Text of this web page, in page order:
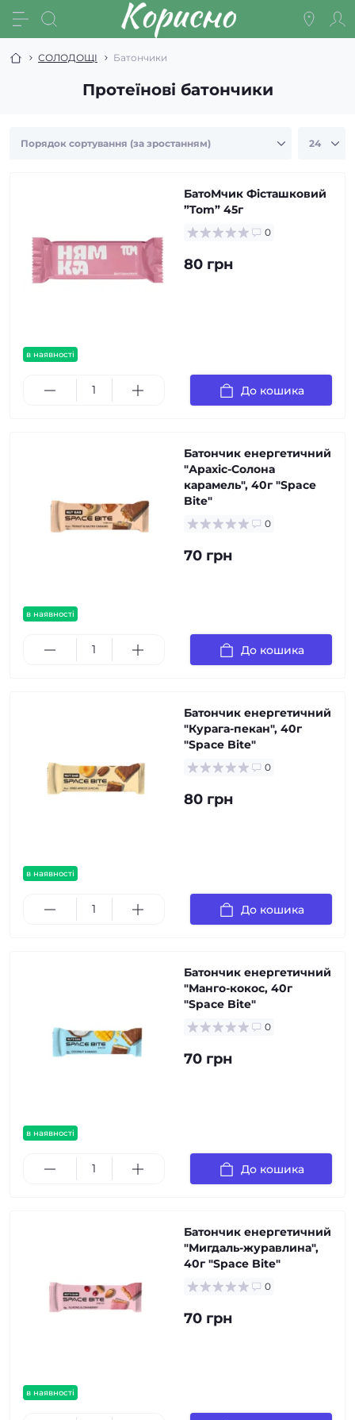
СОЛОДОЩІ Батончики
Протеїнові батончики
в наявності
БатоМчик Фісташковий
”Tom” 45г
0
80 грн
До кошика
в наявності
Батончик енергетичний
"Арахіс-Солона
карамель", 40г "Space
Bite"
0
70 грн
До кошика
в наявності
Батончик енергетичний
"Курага-пекан", 40г
"Space Bite"
0
80 грн
До кошика
в наявності
Батончик енергетичний
"Манго-кокос, 40г
"Space Bite"
0
70 грн
До кошика
в наявності
Батончик енергетичний
"Мигдаль-журавлина",
40г "Space Bite"
0
70 грн